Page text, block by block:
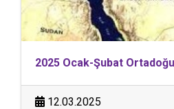
2025 Ocak-Şubat
12.03.2025